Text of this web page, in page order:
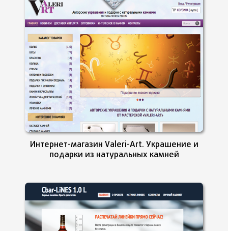
Интернет-магазин Valeri-Art. Украшение и
подарки из натуральных камней